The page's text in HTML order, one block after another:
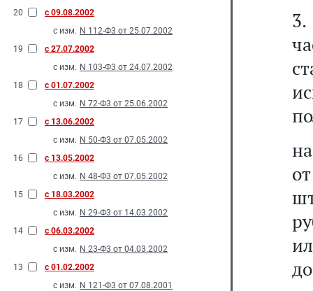
20
с 09.08.2002
с изм. N 112-Ф3 от 25.07.2002
19
с 27.07.2002
с изм. N 103-Ф3 от 24.07.2002
18
с 01.07.2002
с изм. N 72-Ф3 от 25.06.2002
17
с 13.06.2002
с изм. N 50-Ф3 от 07.05.2002
16
с 13.05.2002
с изм. N 48-Ф3 от 07.05.2002
15
с 18.03.2002
с изм. N 29-Ф3 от 14.03.2002
14
с 06.03.2002
с изм. N 23-Ф3 от 04.03.2002
13
с 01.02.2002
с изм. N 121-Ф3 от 07.08.2001